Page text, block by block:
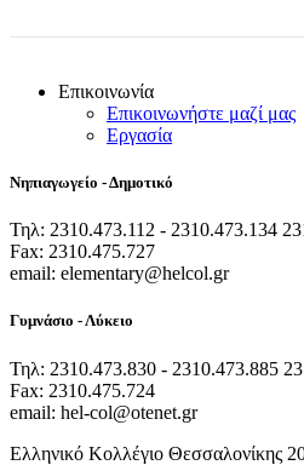
Επικοινωνία
Επικοινωνήστε μαζί μας
Εργασία
Νηπιαγωγείο - Δημοτικό
Τηλ: 2310.473.112 - 2310.473.134
Fax: 2310.475.727
email: elementary@helcol.gr
Γυμνάσιο - Λύκειο
Τηλ: 2310.473.830 - 2310.473.885
Fax: 2310.475.724
email: hel-col@otenet.gr
Ελληνικό Κολλέγιο Θεσσαλονίκης